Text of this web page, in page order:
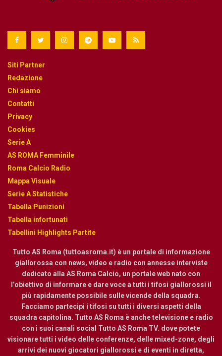
Siti Partner
Redazione
Chi siamo
Contatti
Privacy
Cookies
Serie A
AS ROMA Femminile
Roma Calcio Radio
Mappa Visuale
Serie A Statistiche
Tabella Punizioni
Tabella infortunati
Tabellini Highlights Partite
Tutto AS Roma (tuttoasroma.it) è un portale di informazione
giallorossa con news, video e radio con annesse interviste
dedicato alla AS Roma Calcio, un portale web nato con
l’obiettivo di informare e dare voce a tutti i tifosi giallorossi il
più rapidamente possibile sulle vicende della squadra.
Facciamo partecipi i tifosi su tutti i diversi aspetti della
squadra capitolina. Tutto AS Roma è anche televisione e radio
con i suoi canali social Tutto AS Roma TV. dove potete
visionare tutti i video delle conferenze, delle mixed-zone, degli
arrivi dei nuovi giocatori giallorossi e di eventi in diretta,